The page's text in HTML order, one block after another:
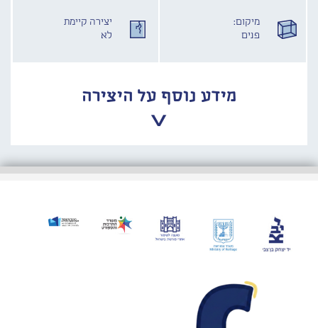
מיקום:
פנים
יצירה קיימת
לא
מידע נוסף על היצירה